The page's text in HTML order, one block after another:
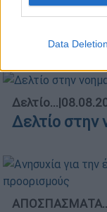
Data Deletion
Δελτίο...|
Δελτίο στην